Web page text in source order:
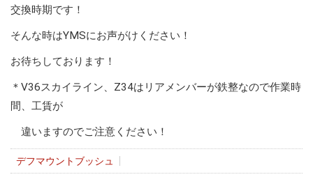
交換時期です！
そんな時はYMSにお声がけください！
お待ちしております！
＊V36スカイライン、Z34はリアメンバーが鉄整なので作業時
間、工賃が
違いますのでご注意ください！
デフマウントブッシュ